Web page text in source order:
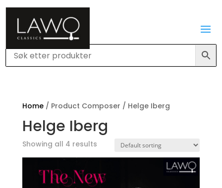
Home/ Product Composer / Helge Iberg
Helge Iberg
Showing all 4 results